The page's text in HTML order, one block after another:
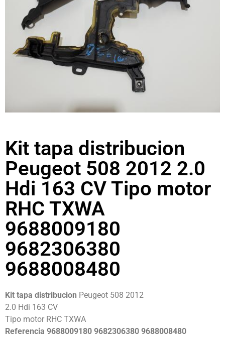
Kit tapa distribucion
Peugeot 508 2012 2.0
Hdi 163 CV Tipo motor
RHC TXWA
9688009180
9682306380
9688008480
Kit tapa distribucion Peugeot 508 2012
2.0 Hdi 163 CV
Tipo motor RHC TXWA
Referencia 9688009180 9682306380 9688008480